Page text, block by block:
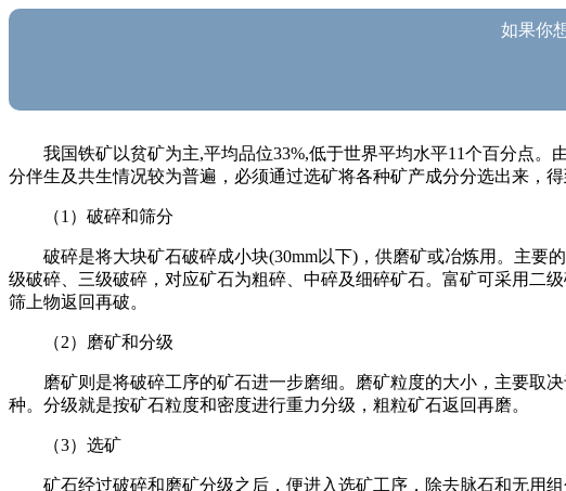
如果你
我国铁矿以贫矿为主,平均品位33%,低于世界平均水平11个百分点
分伴生及共生情况较为普遍，必须通过选矿将各种矿产成分分选出来，
（1）破碎和筛分
破碎是将大块矿石破碎成小块(30mm以下)，供磨矿或冶炼用。主
级破碎、三级破碎，对应矿石为粗碎、中碎及细碎矿石。富矿可采用二
筛上物返回再破。
（2）磨矿和分级
磨矿则是将破碎工序的矿石进一步磨细。磨矿粒度的大小，主要取
种。分级就是按矿石粒度和密度进行重力分级，粗粒矿石返回再磨。
（3）选矿
矿石经过破碎和磨矿分级之后，便进入选矿工序，除去脉石和无用